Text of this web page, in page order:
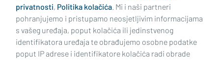
privatnosti, Politika kolačića. Mi i naši partneri
pohranjujemo i pristupamo neosjetljivim informacijama
s vašeg uređaja, poput kolačića ili jedinstvenog
identifikatora uređaja te obrađujemo osobne podatke
poput IP adrese i identifikatore kolačića radi obrade